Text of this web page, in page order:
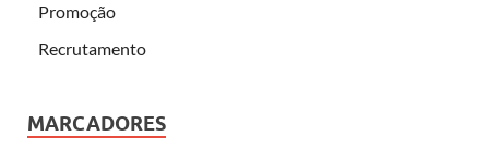
Promoção
Recrutamento
MARCADORES